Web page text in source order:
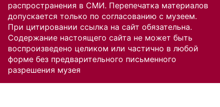
распространения в СМИ. Перепечатка материалов
допускается только по согласованию с музеем.
При цитировании ссылка на сайт обязательна.
Содержание настоящего сайта не может быть
воспроизведено целиком или частично в любой
форме без предварительного письменного
разрешения музея